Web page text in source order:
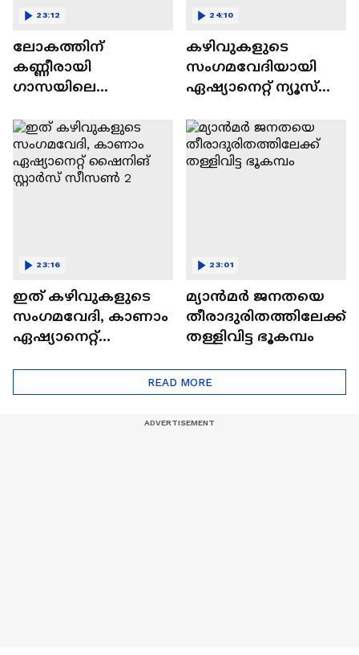
ലോകത്തിന്
കണ്ണീരായി
ഗാസയിലെ
കുഞ്ഞുങ്ങൾ
23:12
കഴിവുകളുടെ
സംഗമവേദിയായി
ഏഷ്യാനെറ്റ് ന്യൂസ്
സീസൺ 2
24:10
ഇത് കഴിവുകളുടെ
സംഗമവേദി, കാണാം
ഏഷ്യാനെറ്റ്
23:16
മ്യാൻമർ ജനതയെ
തീരാദുരിതത്തിലേക്ക്
തള്ളിവിട്ട ഭൂകമ്പം
23:01
READ MORE